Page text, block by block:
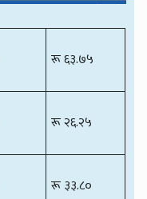
रू ६३.७५
रू २६.२५
रू ३३.८०